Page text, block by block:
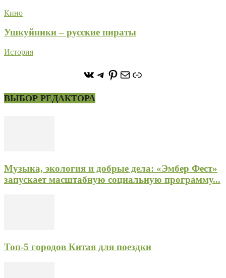
Кино
Ушкуйники – русские пираты
История
https://vk.com/
https://t.me/stoneforest
https://
ПочтаСсылка
ВЫБОР РЕДАКТОРА
Музыка, экология и добрые дела: «Эмбер Фест»
запускает масштабную социальную программу...
Топ-5 городов Китая для поездки